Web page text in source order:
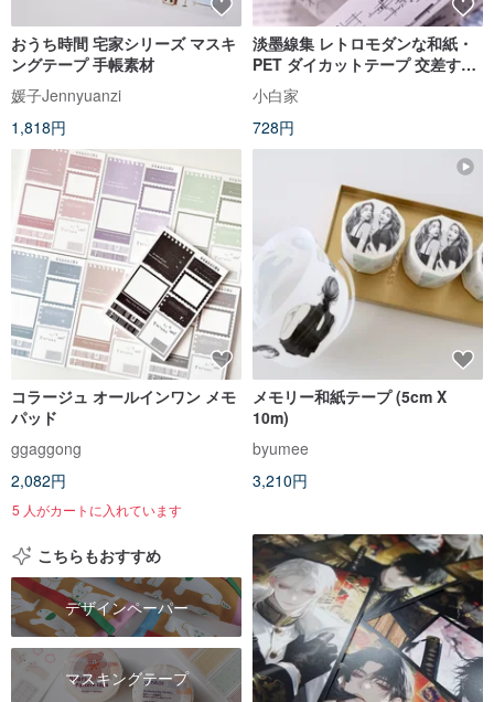
おうち時間 宅家シリーズ マスキ
ングテープ 手帳素材
媛子Jennyuanzi
1,818円
淡墨線集 レトロモダンな和紙・
PET ダイカットテープ 交差する
チェック柄で多用途に使えるベ
ーステープ
小白家
728円
コラージュ オールインワン メモ
パッド
ggaggong
2,082円
5 人がカートに入れています
メモリー和紙テープ (5cm X
10m)
byumee
3,210円
こちらもおすすめ
デザインペーパー
マスキングテープ